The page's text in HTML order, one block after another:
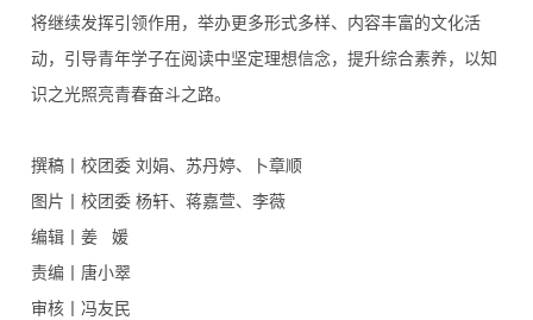
将继续发挥引领作用，举办更多形式多样、内容丰富的文化活
动，引导青年学子在阅读中坚定理想信念，提升综合素养，以知
识之光照亮青春奋斗之路。
撰稿丨校团委 刘娟、苏丹婷、卜章顺
图片丨校团委 杨轩、蒋嘉萱、李薇
编辑丨姜 媛
责编丨唐小翠
审核丨冯友民